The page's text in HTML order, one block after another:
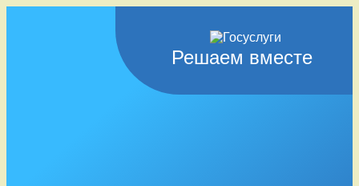
Решаем вместе